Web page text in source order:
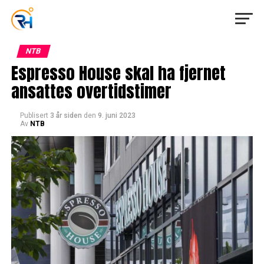
NTB
Espresso House skal ha fjernet
ansattes overtidstimer
Publisert 3 år siden den 9. juni 2023
Av NTB